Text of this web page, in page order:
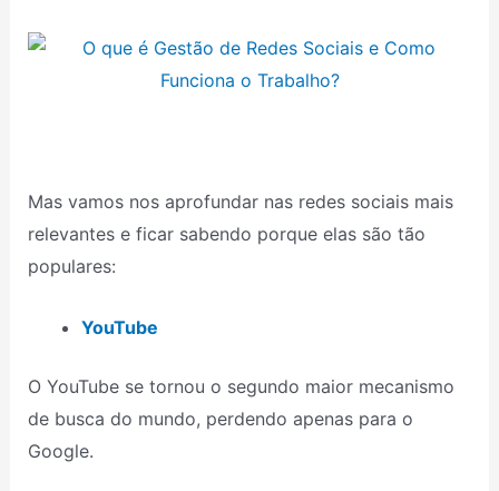
Mas vamos nos aprofundar nas redes sociais mais
relevantes e ficar sabendo porque elas são tão
populares:
YouTube
O YouTube se tornou o segundo maior mecanismo
de busca do mundo, perdendo apenas para o
Google.